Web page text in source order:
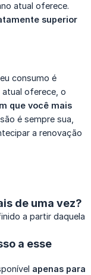
atual oferece.
superior
consumo é
oferece, o
que você mais
é sempre sua,
a renovação
de uma vez?
a partir daquela
a esse
apenas para